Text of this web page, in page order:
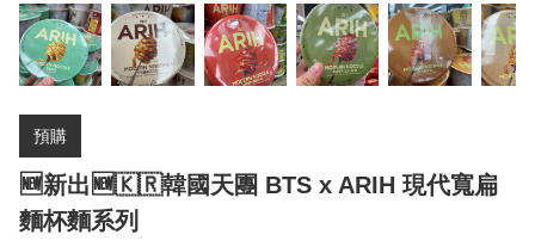
預購
🆕新出🆕🇰🇷韓國天團 BTS x ARIH 現代寬扁
麵杯麵系列